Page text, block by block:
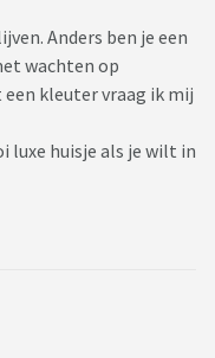
Anders ben je een
wachten op
kleuter vraag ik mij
luxe huisje als je wilt in